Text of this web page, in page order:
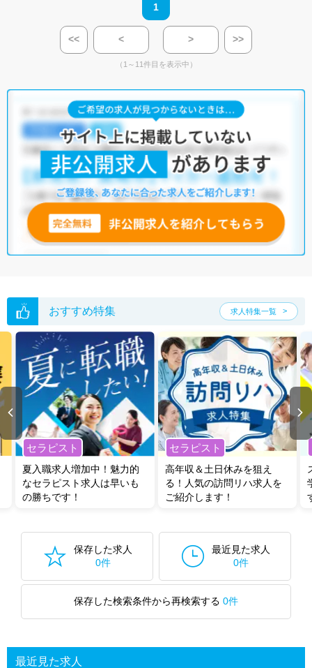
1
<< < > >>
（1～11件目を表示中）
おすすめ特集 求人特集一覧
セラピスト
夏入職求人増加中！魅力的
なセラピスト求人は早いも
の勝ちです！
セラピスト
高年収＆土日休みを狙え
る！人気の訪問リハ求人を
ご紹介します！
保存した求人
0件
最近見た求人
0件
保存した検索条件から再検索する 0件
最近見た求人